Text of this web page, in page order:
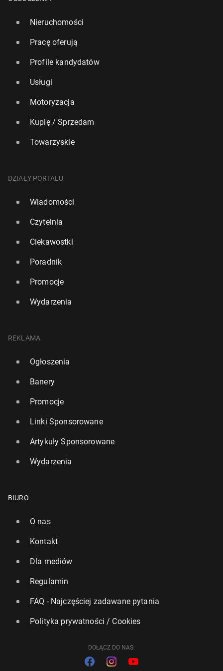
Nieruchomości
Pracę oferują
Profile kandydatów
Usługi
Motoryzacja
Kupię / Sprzedam
Towarzyskie
DZIAŁY PORTALU
Wiadomości
Czytelnia
Ciekawostki
Poradnik
Promocje
Wydarzenia
REKLAMA
Ogłoszenia
Banery
Promocje
Linki Sponsorowane
Artykuły Sponsorowane
Wydarzenia
BIURO
O nas
Kontakt
Dla mediów
Regulamin
FAQ - Najczęściej zadawane pytania
Polityka prywatności / Cookies
DOŁĄCZ DO NAS: